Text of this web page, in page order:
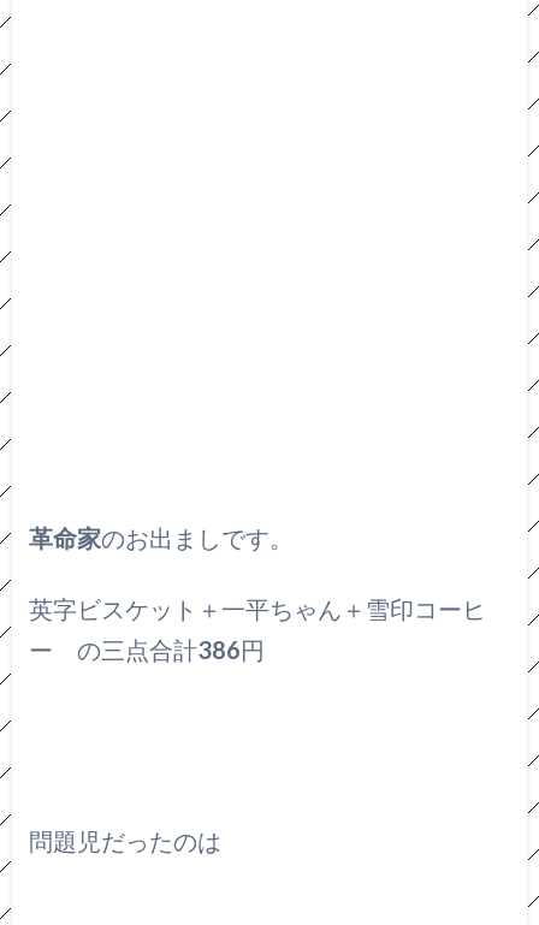
革命家のお出ましです。
英字ビスケット＋一平ちゃん＋雪印コーヒ
ー の三点合計386円
問題児だったのは